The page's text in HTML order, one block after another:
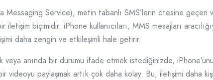
Messaging Service), metin tabanlı SMS’lerin ötesine geçen
iletişim biçimidir. iPhone kullanıcıları, MMS mesajları
daha zengin ve etkileşimli hale getirir.
veya anında bir durumu ifade etmek istediğinizde,
videoyu paylaşmak artık çok daha kolay. Bu, iletişimi daha